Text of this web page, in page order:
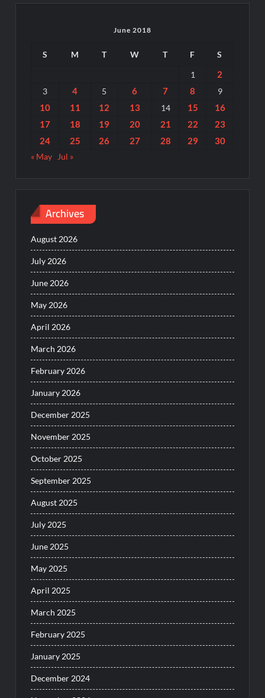
June 2018
S M T W T F
S
1
2
3 4 5 6 7 8 9
10 11 12 13 14 15
16
17
18 19 20 21 22
23
24
25 26 27 28 29 30
« May Jul »
Archives
August 2026
July 2026
June 2026
May 2026
April 2026
March 2026
February 2026
January 2026
December 2025
November 2025
October 2025
September 2025
August 2025
July 2025
June 2025
May 2025
April 2025
March 2025
February 2025
January 2025
December 2024